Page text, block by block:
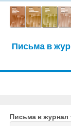
Письма в
Журнал
Письма в журнал